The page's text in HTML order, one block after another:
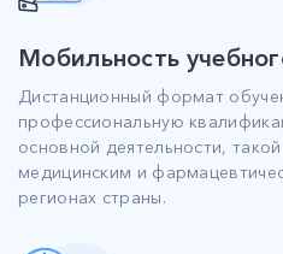
Мобильность
Дистанционный формат
профессиональную
основной деятельности,
медицинским и
регионах страны.